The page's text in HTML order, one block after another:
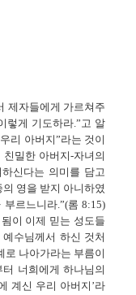
제자들에게 가르쳐주
렇게 기도하라.”고 알
리 아버지”라는 것이
밀한 아버지-자녀의
신다는 의미를 담고
영을 받지 아니하였
르느니라.”(롬 8:15)
이 이제 믿는 성도들
수님께서 하신 것처
로 나아가라는 부름이
너희에게 하나님의
계신 우리 아버지’라